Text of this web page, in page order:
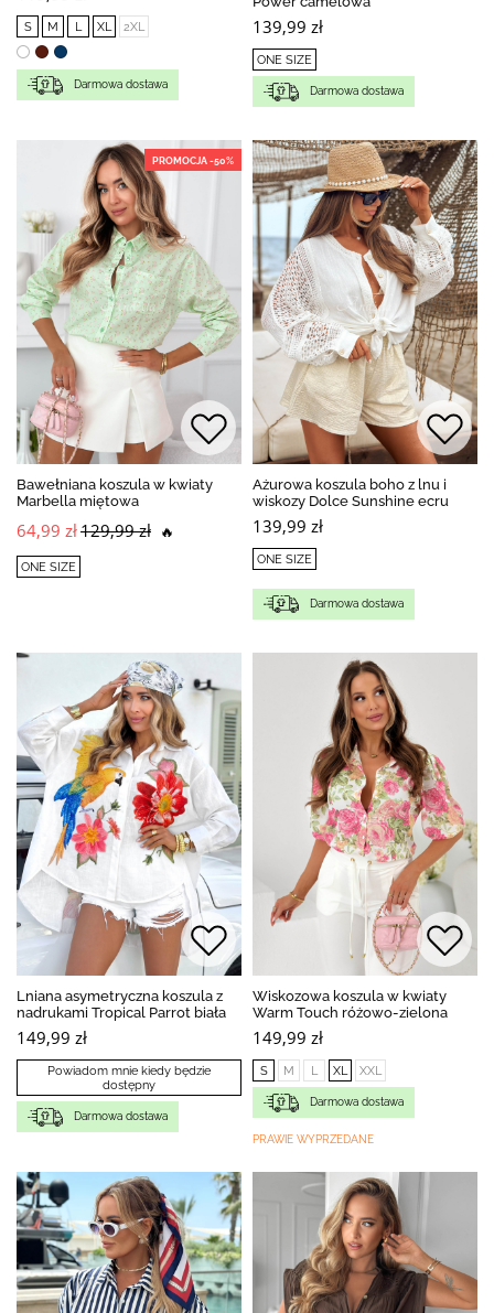
S M L XL 2XL
Darmowa dostawa
139,99 zł
ONE SIZE
Darmowa dostawa
PROMOCJA -50%
Bawełniana koszula w kwiaty
Marbella miętowa
64,99 zł129,99 zł 🔥
ONE SIZE
Ażurowa koszula boho z lnu i
wiskozy Dolce Sunshine ecru
139,99 zł
ONE SIZE
Darmowa dostawa
Lniana asymetryczna koszula z
nadrukami Tropical Parrot biała
149,99 zł
Powiadom mnie kiedy będzie
dostępny
Darmowa dostawa
Wiskozowa koszula w kwiaty
Warm Touch różowo-zielona
149,99 zł
S M L XL XXL
Darmowa dostawa
PRAWIE WYPRZEDANE